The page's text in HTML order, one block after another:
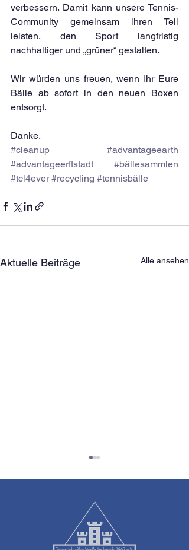
verbessern. Damit kann unsere Tennis-
Community gemeinsam ihren Teil
leisten, den Sport langfristig
nachhaltiger und „grüner“ gestalten.
Wir würden uns freuen, wenn Ihr Eure
Bälle ab sofort in den neuen Boxen
entsorgt.
Danke.
#cleanup
#advantageearth
#advantageerftstadt
#bällesammlen
#tcl4ever #recycling #tennisbälle
Aktuelle Beiträge Alle ansehen